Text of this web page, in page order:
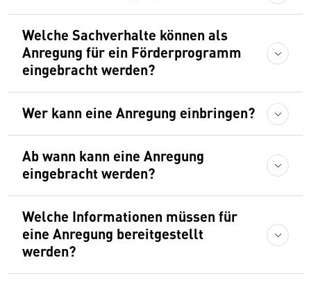
Welche Sachverhalte können als
Anregung für ein Förderprogramm
eingebracht werden?
Wer kann eine Anregung einbringen?
Ab wann kann eine Anregung
eingebracht werden?
Welche Informationen müssen für
eine Anregung bereitgestellt
werden?